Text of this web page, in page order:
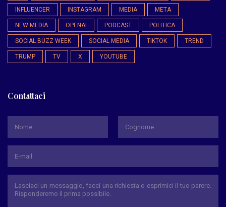
INFLUENCER INSTAGRAM MEDIA META
NEW MEDIA OPENAI PODCAST POLITICA
SOCIAL BUZZ WEEK SOCIAL MEDIA TIKTOK TREND
TRUMP TV X YOUTUBE
Contattaci